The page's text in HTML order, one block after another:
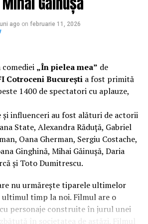
Paul Decu , absolvent al
„I.L.Caragiale” și al
de film de la MetFilm School
la realizarea primului său
(imagine), Bogdan Ivanovici
(scenografie), Francisca Vass
și colorată, filmul„În pielea mea”
pe 10 februarie, distribuit de
de la filmări, fragmente din
partea actorilor sunt disponibile pe
ale filmului deFacebook,
.
este un film produs de: CB MOTION
ago on februarie 11, 2026
comediei „În pielea mea” de
Cotroceni Bucureștia fost primită
1400 de spectatori cu aplauze,
și influenceri au fost alături de actorii
State, Alexandra Răduță, Gabriel
Oana Gherman, Sergiu Costache,
Ginghină, Mihai Găinușă, Daria
și Toto Dumitrescu.
nu urmărește tiparele ultimelor
ultimul timp la noi. Filmul are o
personaje construite în jurul unei
în societatea de astăzi. Filmul